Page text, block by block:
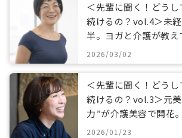
＜先輩に聞く！どうし
続けるの？vol.4＞未
半。ヨガと介護が教え
い働き方”
2026/03/02
＜先輩に聞く！どうし
続けるの？vol.3＞元
力”が介護美容で開花
寄り添うケアとは
2026/01/23